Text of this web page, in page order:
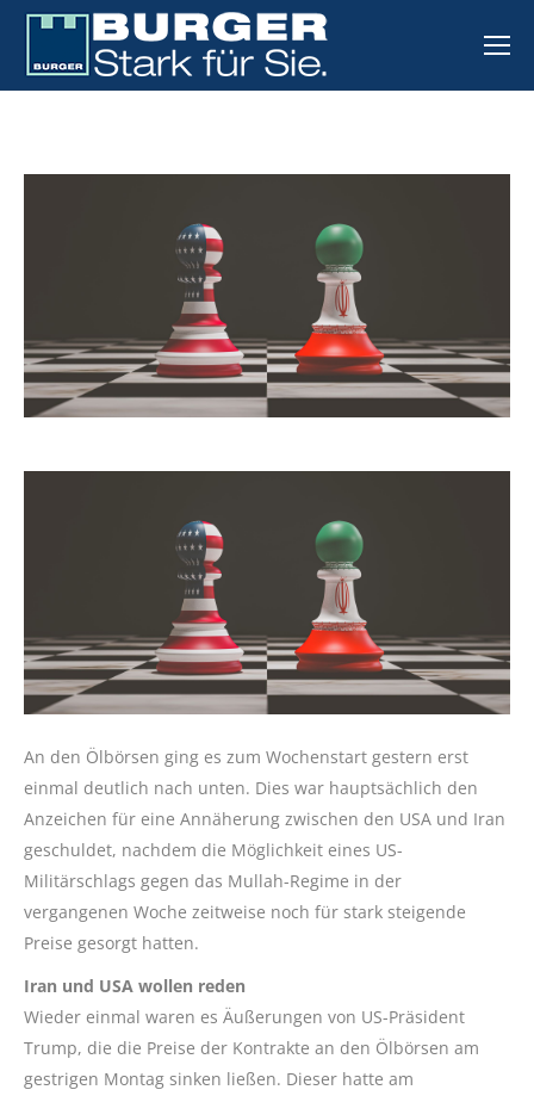
An den Ölbörsen ging es zum Wochenstart gestern erst
einmal deutlich nach unten. Dies war hauptsächlich den
Anzeichen für eine Annäherung zwischen den USA und Iran
geschuldet, nachdem die Möglichkeit eines US-
Militärschlags gegen das Mullah-Regime in der
vergangenen Woche zeitweise noch für stark steigende
Preise gesorgt hatten.
Iran und USA wollen reden
Wieder einmal waren es Äußerungen von US-Präsident
Trump, die die Preise der Kontrakte an den Ölbörsen am
gestrigen Montag sinken ließen. Dieser hatte am